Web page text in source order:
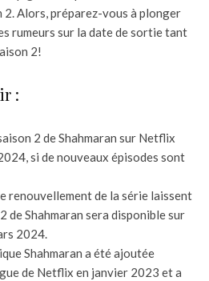
2. Alors, préparez-vous à plonger
rumeurs sur la date de sortie tant
2!
:
2 de Shahmaran sur Netflix
si de nouveaux épisodes sont
renouvellement de la série laissent
de Shahmaran sera disponible sur
2024.
Shahmaran a été ajoutée
de Netflix en janvier 2023 et a